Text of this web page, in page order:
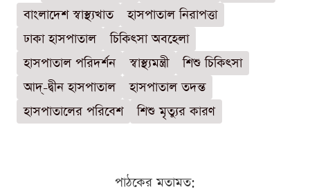
বাংলাদেশ স্বাস্থ্যখাত
হাসপাতাল নিরাপত্তা
ঢাকা হাসপাতাল
চিকিৎসা অবহেলা
হাসপাতাল পরিদর্শন
স্বাস্থ্যমন্ত্রী
শিশু চিকিৎসা
আদ্-দ্বীন হাসপাতাল
হাসপাতাল তদন্ত
হাসপাতালের পরিবেশ
শিশু মৃত্যুর কারণ
পাঠকের মতামত: